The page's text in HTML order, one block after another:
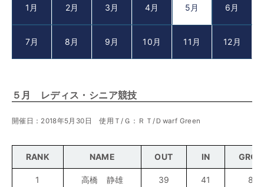
1月 2月 3月 4月 5月 6月
7月 8月 9月 10月 11月 12月
５月 レディス・シニア競技
開催日：2018年5月30日 使用Ｔ/Ｇ：ＲＴ/Ｄwarf Green
RANK NAME OUT IN
1 高橋 静雄 39 41 80